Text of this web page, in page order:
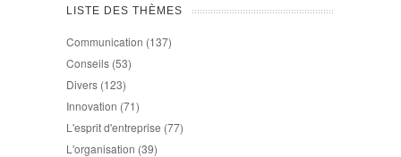
LISTE DES THÈMES
Communication (137)
Conseils (53)
Divers (123)
Innovation (71)
L'esprit d'entreprise (77)
L'organisation (39)